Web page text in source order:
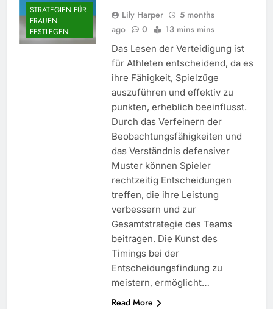
STRATEGIEN FÜR
FRAUEN
FESTLEGEN
Lily Harper
5 months
ago
0 13 mins mins
Das Lesen der Verteidigung ist
für Athleten entscheidend, da es
ihre Fähigkeit, Spielzüge
auszuführen und effektiv zu
punkten, erheblich beeinflusst.
Durch das Verfeinern der
Beobachtungsfähigkeiten und
das Verständnis defensiver
Muster können Spieler
rechtzeitig Entscheidungen
treffen, die ihre Leistung
verbessern und zur
Gesamtstrategie des Teams
beitragen. Die Kunst des
Timings bei der
Entscheidungsfindung zu
meistern, ermöglicht…
Read More